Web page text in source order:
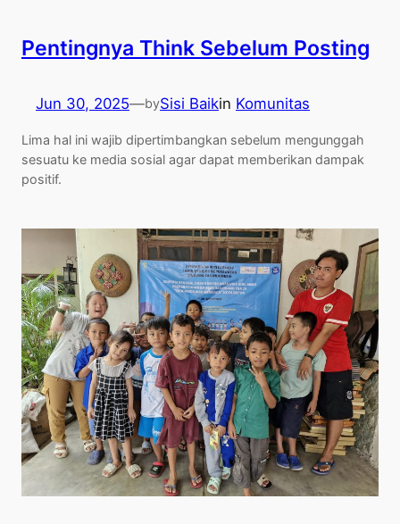
Pentingnya Think Sebelum Posting
Jun 30, 2025—bySisi Baikin Komunitas
Lima hal ini wajib dipertimbangkan sebelum mengunggah
sesuatu ke media sosial agar dapat memberikan dampak
positif.